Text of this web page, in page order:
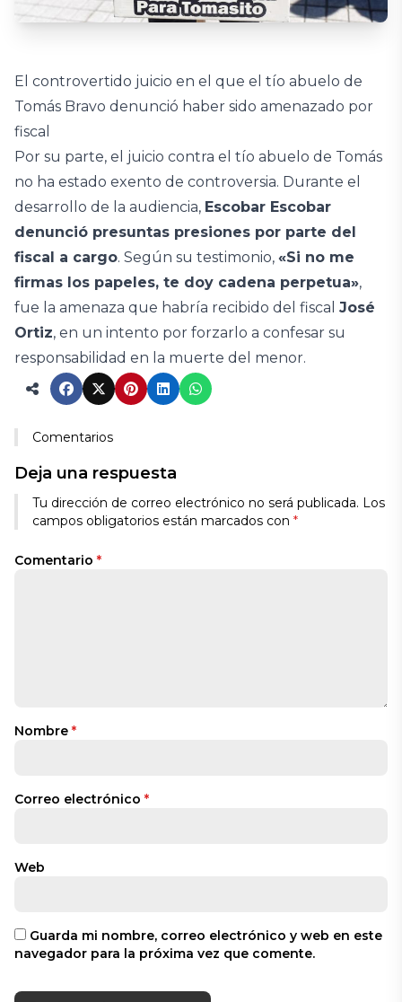
El controvertido juicio en el que el tío abuelo de
Tomás Bravo denunció haber sido amenazado por
fiscal
Por su parte, el juicio contra el tío abuelo de Tomás
no ha estado exento de controversia. Durante el
desarrollo de la audiencia, Escobar Escobar
denunció presuntas presiones por parte del
fiscal a cargo. Según su testimonio, «Si no me
firmas los papeles, te doy cadena perpetua»,
fue la amenaza que habría recibido del fiscal José
Ortiz, en un intento por forzarlo a confesar su
responsabilidad en la muerte del menor.
Comentarios
Deja una respuesta
Tu dirección de correo electrónico no será publicada. Los
campos obligatorios están marcados con *
Comentario *
Nombre *
Correo electrónico *
Web
Guarda mi nombre, correo electrónico y web en este
navegador para la próxima vez que comente.